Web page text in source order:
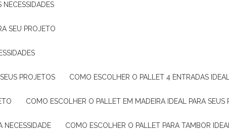
NECESSIDADES
SEU PROJETO
PROJETOS COMO ESCOLHER O PALLET 4 ENTRADAS
COMO ESCOLHER O PALLET EM MADEIRA IDEAL PARA SEUS
NECESSIDADE COMO ESCOLHER O PALLET PARA TAMBOR